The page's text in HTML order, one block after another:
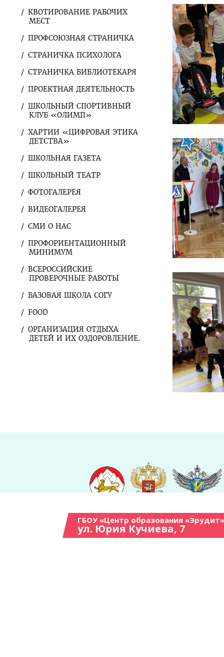
КВОТИРОВАНИЕ РАБОЧИХ
МЕСТ
ПРОФСОЮЗНАЯ СТРАНИЧКА
СТРАНИЧКА ПСИХОЛОГА
СТРАНИЧКА БИБЛИОТЕКАРЯ
ПРОЕКТНАЯ ДЕЯТЕЛЬНОСТЬ
ШКОЛЬНЫЙ СПОРТИВНЫЙ
КЛУБ «ОЛИМП»
ХАРТИИ «ЦИФРОВАЯ ЭТИКА
ДЕТСТВА»
ШКОЛЬНАЯ ГАЗЕТА
ШКОЛЬНЫЙ ТЕАТР
ФОТОГАЛЕРЕЯ
ВИДЕОГАЛЕРЕЯ
СМИ О НАС
ПРОФОРИЕНТАЦИОННЫЙ
МИНИМУМ
ВСЕРОССИЙСКИЕ
ПРОВЕРОЧНЫЕ РАБОТЫ
БАЗОВАЯ ШКОЛА СОГУ
FOOD
ОРГАНИЗАЦИЯ ОТДЫХА
ДЕТЕЙ И ИХ ОЗДОРОВЛЕНИЕ.
ГБОУ «Центр образования
ул. Юрия Кучиева, 7